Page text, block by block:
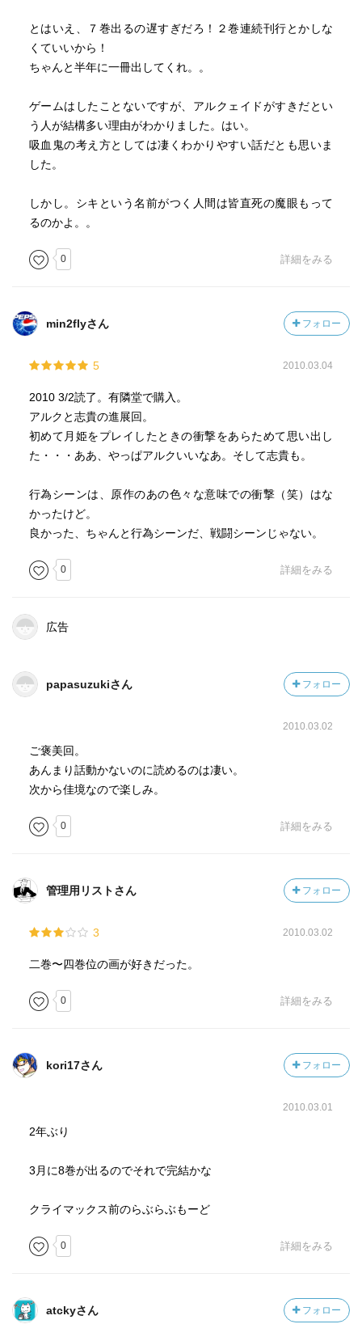
とはいえ、７巻出るの遅すぎだろ！２巻連続刊行とかしな
くていいから！
ちゃんと半年に一冊出してくれ。。
ゲームはしたことないですが、アルクェイドがすきだとい
う人が結構多い理由がわかりました。はい。
吸血鬼の考え方としては凄くわかりやすい話だとも思いま
した。
しかし。シキという名前がつく人間は皆直死の魔眼もって
るのかよ。。
0 詳細をみる
min2flyさん フォロー
5 2010.03.04
2010 3/2読了。有隣堂で購入。
アルクと志貴の進展回。
初めて月姫をプレイしたときの衝撃をあらためて思い出し
た・・・ああ、やっぱアルクいいなあ。そして志貴も。
行為シーンは、原作のあの色々な意味での衝撃（笑）はな
かったけど。
良かった、ちゃんと行為シーンだ、戦闘シーンじゃない。
0 詳細をみる
広告
papasuzukiさん フォロー
2010.03.02
ご褒美回。
あんまり話動かないのに読めるのは凄い。
次から佳境なので楽しみ。
0 詳細をみる
管理用リストさん フォロー
3 2010.03.02
二巻〜四巻位の画が好きだった。
0 詳細をみる
kori17さん フォロー
2010.03.01
2年ぶり
3月に8巻が出るのでそれで完結かな
クライマックス前のらぶらぶもーど
0 詳細をみる
atckyさん フォロー